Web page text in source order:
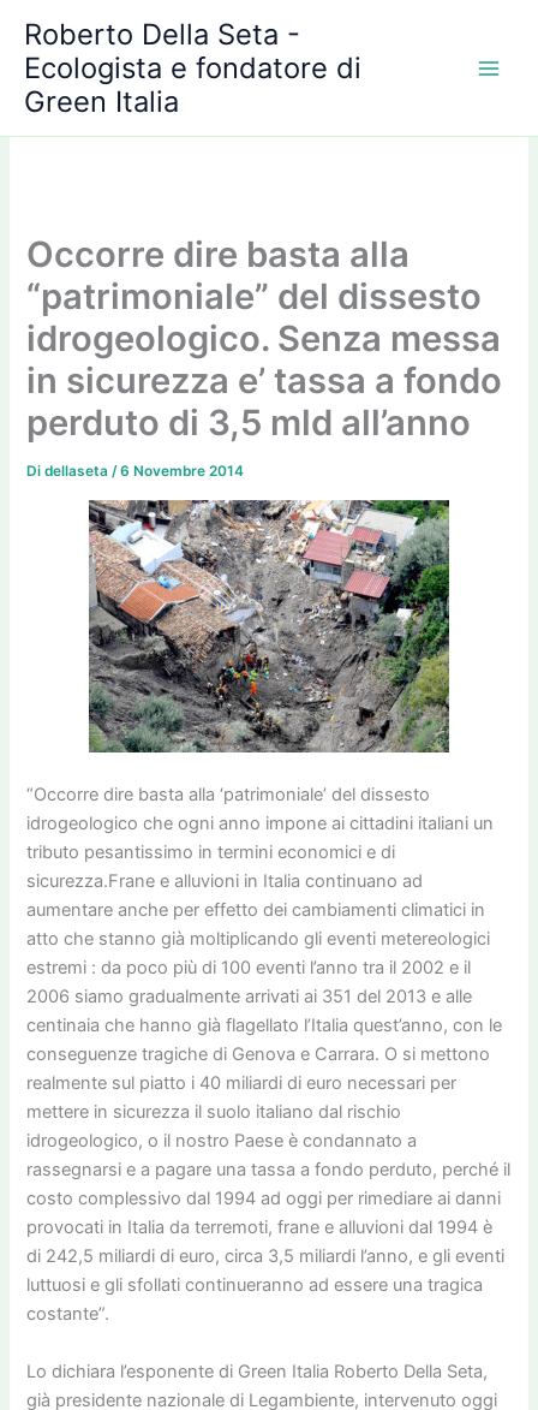
contenuto
Roberto Della Seta -
Ecologista e fondatore di
Green Italia
Occorre dire basta alla
“patrimoniale” del dissesto
idrogeologico. Senza messa
in sicurezza e’ tassa a fondo
perduto di 3,5 mld all’anno
Didellaseta/6 Novembre 2014
“Occorre dire basta alla ‘patrimoniale’ del dissesto
idrogeologico che ogni anno impone ai cittadini italiani un
tributo pesantissimo in termini economici e di
sicurezza.Frane e alluvioni in Italia continuano ad
aumentare anche per effetto dei cambiamenti climatici in
atto che stanno già moltiplicando gli eventi metereologici
estremi : da poco più di 100 eventi l’anno tra il 2002 e il
2006 siamo gradualmente arrivati ai 351 del 2013 e alle
centinaia che hanno già flagellato l’Italia quest’anno, con le
conseguenze tragiche di Genova e Carrara. O si mettono
realmente sul piatto i 40 miliardi di euro necessari per
mettere in sicurezza il suolo italiano dal rischio
idrogeologico, o il nostro Paese è condannato a
rassegnarsi e a pagare una tassa a fondo perduto, perché il
costo complessivo dal 1994 ad oggi per rimediare ai danni
provocati in Italia da terremoti, frane e alluvioni dal 1994 è
di 242,5 miliardi di euro, circa 3,5 miliardi l’anno, e gli eventi
luttuosi e gli sfollati continueranno ad essere una tragica
costante”.
Lo dichiara l’esponente di Green Italia Roberto Della Seta,
già presidente nazionale di Legambiente, intervenuto oggi
r
c
h
i